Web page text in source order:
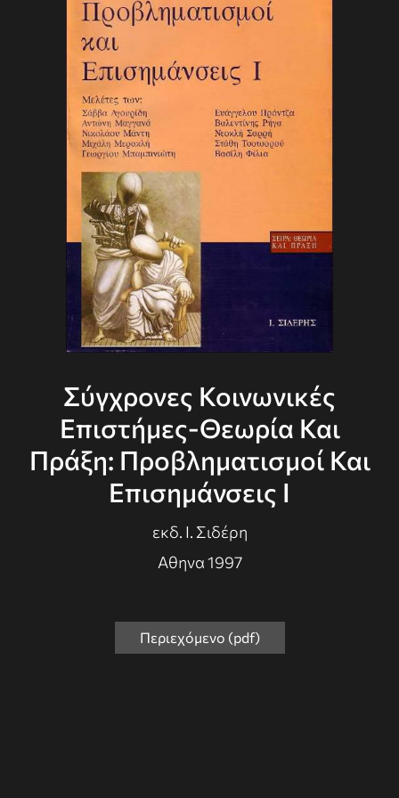
Σύγχρονες Κοινωνικές
Επιστήμες-Θεωρία Και
Πράξη: Προβληματισμοί Και
Επισημάνσεις Ι
εκδ. Ι. Σιδέρη
Αθηνα 1997
Περιεχόμενο (pdf)